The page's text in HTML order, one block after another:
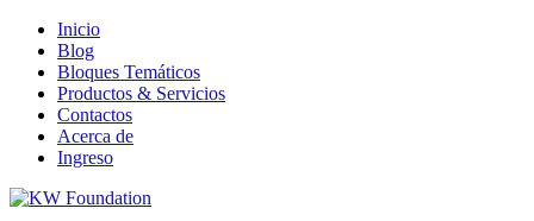
Inicio
Blog
Bloques Temáticos
Productos & Servicios
Contactos
Acerca de
Ingreso